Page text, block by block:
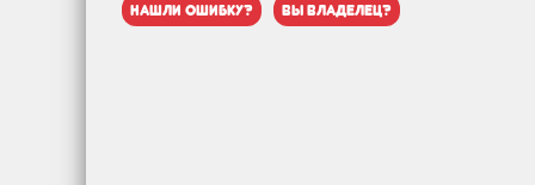
нашли ошибку? вы владелец?